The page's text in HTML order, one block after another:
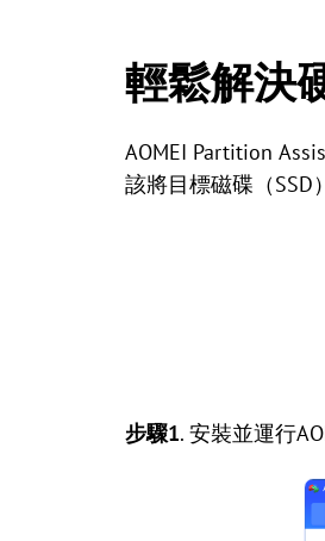
輕鬆解決
AOMEI Partition
該將目標磁碟（SSD
步驟1. 安裝並運行